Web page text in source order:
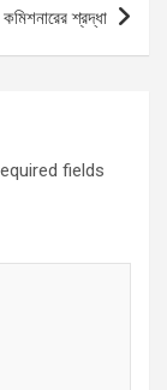
শ্রদ্ধা
fields